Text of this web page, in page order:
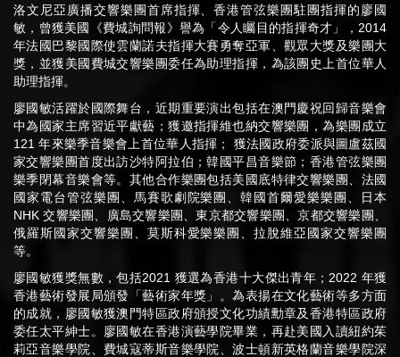
洛文尼亞廣播交響樂團首席指揮、香港管弦樂團駐團指揮的廖國
敏，曾獲美國《費城詢問報》譽為「令人矚目的指揮奇才」，2014
年法國巴黎國際使雲蘭諾夫指揮大賽勇奪亞軍、觀眾大獎及樂團大
獎，並獲美國費城交響樂團委任為助理指揮，為該團史上首位華人
助理指揮。
廖國敏活躍於國際舞台，近期重要演出包括在澳門慶祝回歸音樂會
中為國家主席習近平獻藝；獲邀指揮維也納交響樂團，為樂團成立
121 年來樂季音樂會上首位華人指揮； 獲法國政府委派與圖盧茲國
家交響樂團首度出訪沙特阿拉伯；韓國平昌音樂節；香港管弦樂團
樂季閉幕音樂會等。其他合作樂團包括美國底特律交響樂團、法國
國家電台管弦樂團、馬賽歌劇院樂團、韓國首爾愛樂樂團、日本
NHK 交響樂團、廣島交響樂團、東京都交響樂團、京都交響樂團、
俄羅斯國家交響樂團、莫斯科愛樂樂團、拉脫維亞國家交響樂團
等。
廖國敏獲獎無數，包括2021 獲選為香港十大傑出青年；2022 年獲
香港藝術發展局頒發「藝術家年獎」。為表揚在文化藝術等多方面
的成就，廖國敏獲澳門特區政府頒授文化功績勳章及香港特區政府
委任太平紳士。廖國敏在香港演藝學院畢業，再赴美國入讀紐約茱
莉亞音樂學院、費城寇蒂斯音樂學院、波士頓新英格蘭音樂學院深